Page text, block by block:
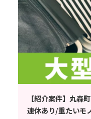
【紹介案件】丸森
連休あり/重たいモ